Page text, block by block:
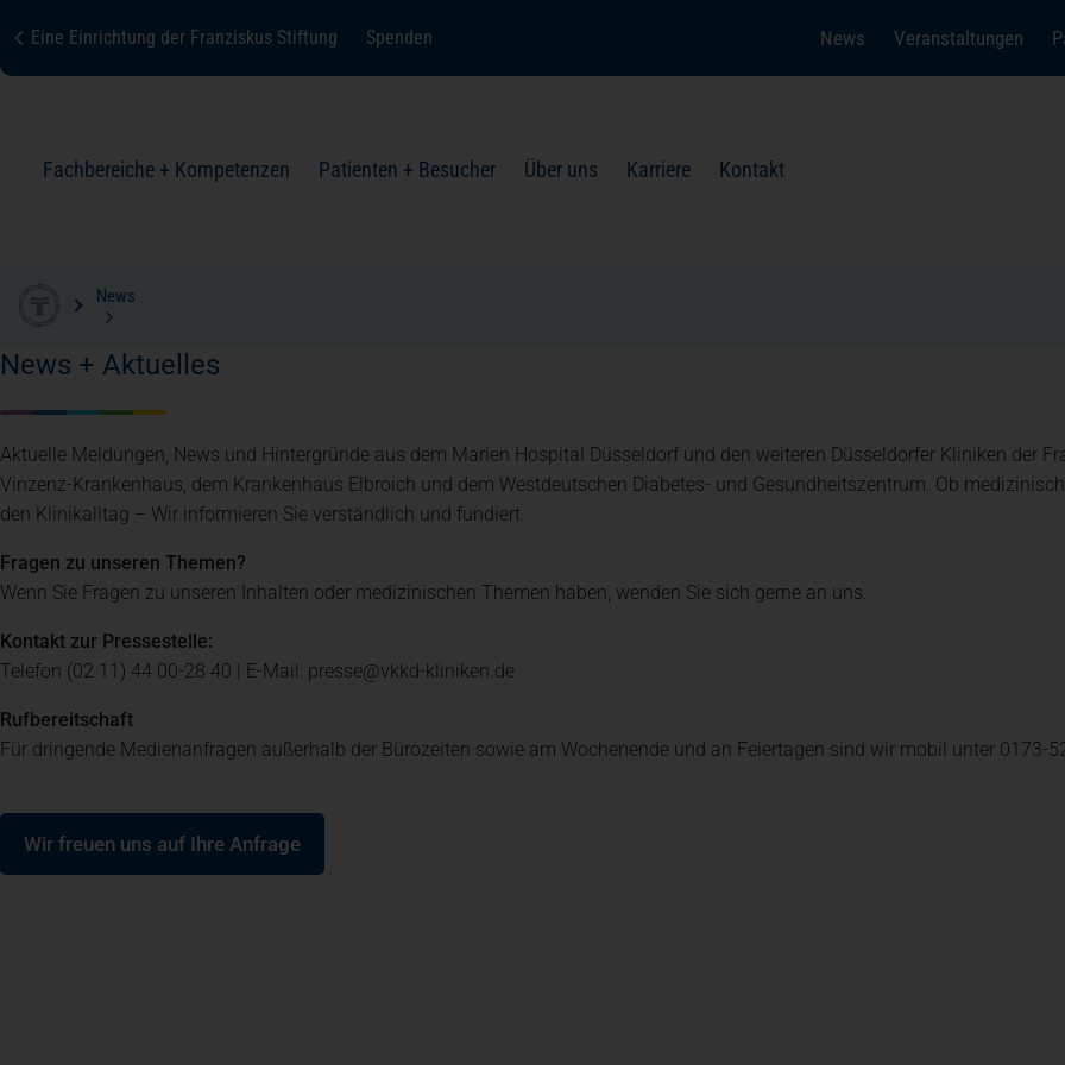
Eine Einrichtung der Franziskus Stiftung Spenden News Veranstaltungen
Fachbereiche + Kompetenzen Patienten + Besucher Über uns Karriere(öffnet in einem neuen Tab)
Kontakt
palliativmedizin
Fachbereiche + Kompetenzen
Anästhesie und Operative Intensivmedizin
Augenheilkunde
Klinik für Frauenheilkunde, Geburtshilfe und Senologie
Innere Medizin
Neurologie
Onkologie, Hämatologie und Palliativmedizin
Urologie, Uro-Onkologie und
Zentren + Spezialisierte
Patienten + Besucher
Ihre Aufnahme
Ihr Aufenthalt
Ihre Entlassung
Über uns
Organisation + Struktur
Qualität + Sicherheit
Karriere
Kontakt
News
News + Aktuelles
Aktuelle Meldungen, News und Hintergründe aus dem Marien Hospital Düsseldorf und den weiteren Düsseldorfer Kliniken der
Vinzenz-Krankenhaus, dem Krankenhaus Elbroich und dem Westdeutschen Diabetes- und Gesundheitszentrum. Ob
den Klinikalltag – Wir informieren Sie verständlich und fundiert.
Fragen zu unseren Themen?
Wenn Sie Fragen zu unseren Inhalten oder medizinischen Themen haben, wenden Sie sich gerne an uns.
Kontakt zur Pressestelle:
Telefon (02 11) 44 00-28 40 | E-Mail: presse@vkkd-kliniken.de
Rufbereitschaft
Für dringende Medienanfragen außerhalb der Bürozeiten sowie am Wochenende und an Feiertagen sind wir mobil unter 0173-
Wir freuen uns auf Ihre Anfrage
(öffnet in einem neuen Tab)